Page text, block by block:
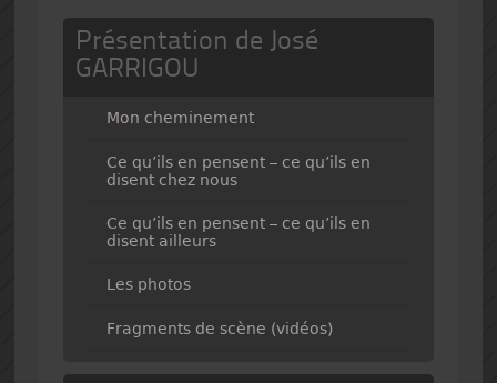
Présentation de José
GARRIGOU
Mon cheminement
Ce qu’ils en pensent – ce qu’ils en
disent chez nous
Ce qu’ils en pensent – ce qu’ils en
disent ailleurs
Les photos
Fragments de scène (vidéos)